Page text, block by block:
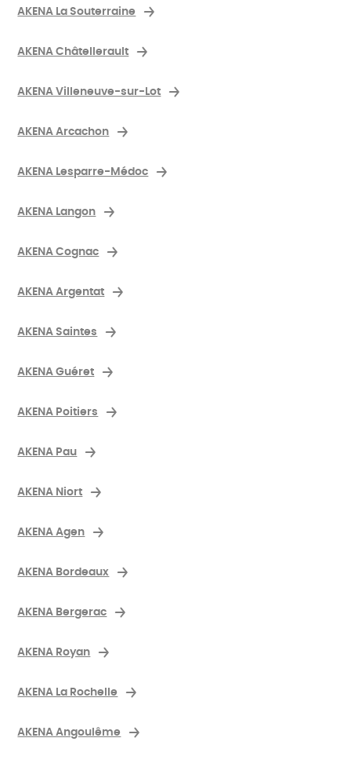
AKENA La Souterraine
AKENA Châtellerault
AKENA Villeneuve-sur-Lot
AKENA Arcachon
AKENA Lesparre-Médoc
AKENA Langon
AKENA Cognac
AKENA Argentat
AKENA Saintes
AKENA Guéret
AKENA Poitiers
AKENA Pau
AKENA Niort
AKENA Agen
AKENA Bordeaux
AKENA Bergerac
AKENA Royan
AKENA La Rochelle
AKENA Angoulême